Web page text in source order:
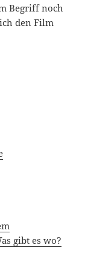
Begriff noch
den Film
gibt es wo?